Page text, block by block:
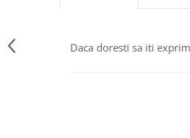
Daca doresti sa iti